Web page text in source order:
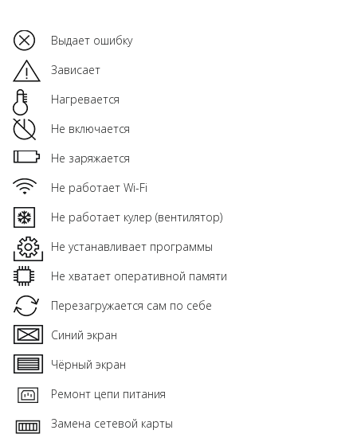
Выдает ошибку
Зависает
Нагревается
Не включается
Не заряжается
Не работает Wi-Fi
Не работает кулер (вентилятор)
Не устанавливает программы
Не хватает оперативной памяти
Перезагружается сам по себе
Синий экран
Чёрный экран
Ремонт цепи питания
Замена сетевой карты